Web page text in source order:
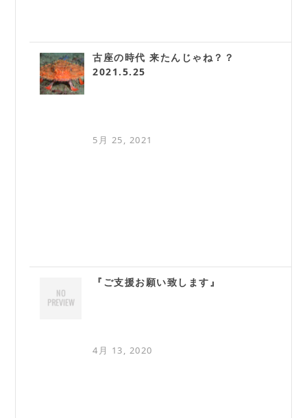
古座の時代 来たんじゃね？？
2021.5.25
5月 25, 2021
『ご支援お願い致します』
4月 13, 2020